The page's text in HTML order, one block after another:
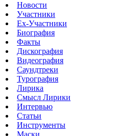
Новости
Участники
Ex-Участники
Биография
Факты
Дискография
Видеография
Саундтреки
Турография
Лирика
Смысл Лирики
Интервью
Статьи
Инструменты